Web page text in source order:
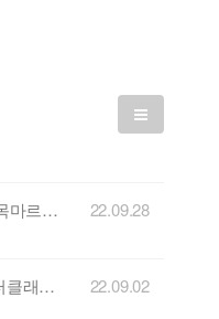
'사랑은 언제나 목마르다' 가수 유미 [마스터클래스 공개강좌] 22.09.28
[사전접수]마스터클래스 2,3회차 [영혼의 기타리스트 이근형 vs 괴물연주자 베이시스트 장태웅] 22.09.02